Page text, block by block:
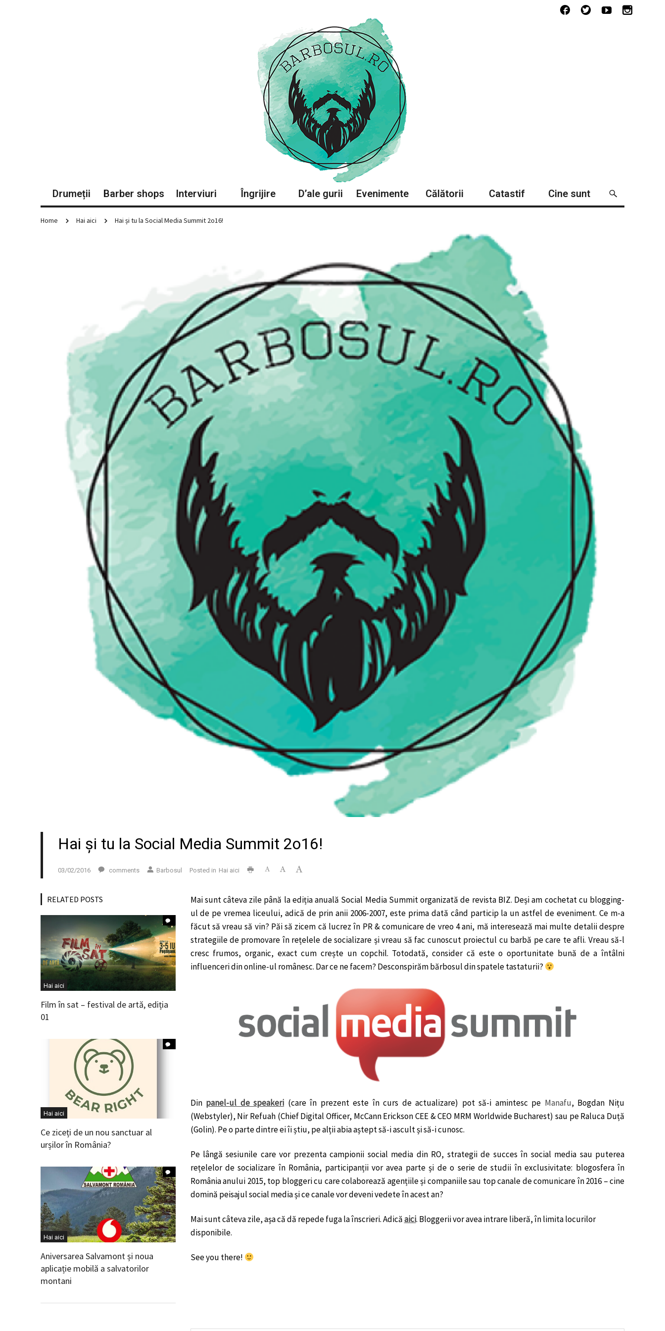
Drumeții Barber shops Interviuri Îngrijire D’ale gurii Evenimente Călătorii Catastif Cine sunt
Home Hai aici Hai și tu la Social Media Summit 2o16!
Hai și tu la Social Media Summit 2o16!
03/02/2016 comments Barbosul Posted in Hai aici
Mai sunt câteva zile până la ediția anuală Social Media Summit organizată de revista BIZ. Deși am cochetat cu blogging-
ul de pe vremea liceului, adică de prin anii 2006-2007, este prima dată când particip la un astfel de eveniment. Ce m-a
făcut să vreau să vin? Păi să zicem că lucrez în PR & comunicare de vreo 4 ani, mă interesează mai multe detalii despre
strategiile de promovare în rețelele de socializare și vreau să fac cunoscut proiectul cu barbă pe care te afli. Vreau să-l
cresc frumos, organic, exact cum crește un copchil. Totodată, consider că este o oportunitate bună de a întâlni
influenceri din online-ul românesc. Dar ce ne facem? Desconspirăm bărbosul din spatele tastaturii?
Din panel-ul de speakeri (care în prezent este în curs de actualizare) pot să-i amintesc pe Manafu, Bogdan Nițu
(Webstyler), Nir Refuah (Chief Digital Officer, McCann Erickson CEE & CEO MRM Worldwide Bucharest) sau pe Raluca Duță
(Golin). Pe o parte dintre ei îi știu, pe alții abia aștept să-i ascult și să-i cunosc.
Pe lângă sesiunile care vor prezenta campionii social media din RO, strategii de succes în social media sau puterea
rețelelor de socializare în România, participanții vor avea parte și de o serie de studii în exclusivitate: blogosfera în
România anului 2015, top bloggeri cu care colaborează agențiile și companiile sau top canale de comunicare în 2016 – cine
domină peisajul social media și ce canale vor deveni vedete în acest an?
Mai sunt câteva zile, așa că dă repede fuga la înscrieri. Adicăaici. Bloggerii vor avea intrare liberă, în limita locurilor
disponibile.
See you there!
RELATED POSTS
Hai aici
Film în sat – festival de artă, ediția
01
Hai aici
Ce ziceți de un nou sanctuar al
urșilor în România?
Hai aici
Aniversarea Salvamont și noua
aplicație mobilă a salvatorilor
montani